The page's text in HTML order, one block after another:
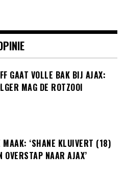
GAAT VOLLE BAK BIJ AJAX:
MAG DE ROTZOOI
MAAK: ‘SHANE KLUIVERT (18)
OVERSTAP NAAR AJAX’